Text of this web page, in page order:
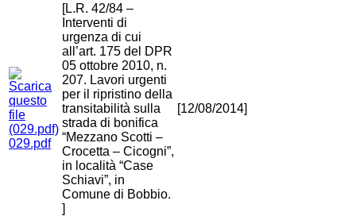
029.pdf
[L.R. 42/84 –
Interventi di
urgenza di cui
all’art. 175 del DPR
05 ottobre 2010, n.
207. Lavori urgenti
per il ripristino della
transitabilità sulla
strada di bonifica
“Mezzano Scotti –
Crocetta – Cicogni”,
in località “Case
Schiavi”, in
Comune di Bobbio.
]
[12/08/2014]